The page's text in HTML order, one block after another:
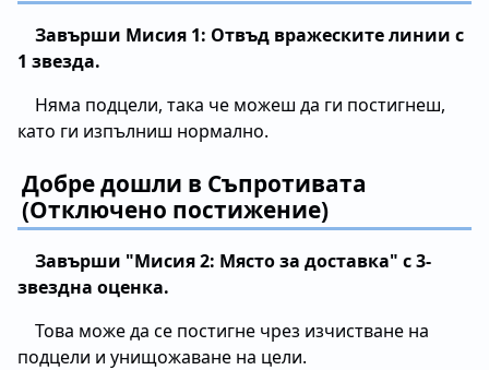
Завърши Мисия 1: Отвъд вражеските линии с
1 звезда.
Няма подцели, така че можеш да ги постигнеш,
като ги изпълниш нормално.
Добре дошли в Съпротивата
(Отключено постижение)
Завърши "Мисия 2: Място за доставка" с 3-
звездна оценка.
Това може да се постигне чрез изчистване на
подцели и унищожаване на цели.